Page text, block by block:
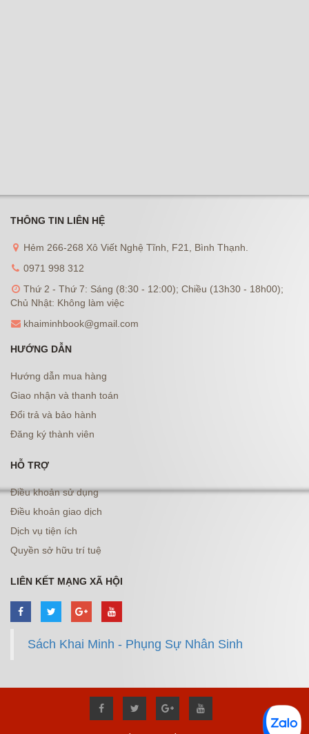
THÔNG TIN LIÊN HỆ
Hẻm 266-268 Xô Viết Nghệ Tĩnh, F21, Bình Thạnh.
0971 998 312
Thứ 2 - Thứ 7: Sáng (8:30 - 12:00); Chiều (13h30 - 18h00);
Chủ Nhật: Không làm việc
khaiminhbook@gmail.com
HƯỚNG DẪN
Hướng dẫn mua hàng
Giao nhận và thanh toán
Đổi trả và bảo hành
Đăng ký thành viên
HỖ TRỢ
Điều khoản sử dụng
Điều khoản giao dịch
Dịch vụ tiện ích
Quyền sở hữu trí tuệ
LIÊN KẾT MẠNG XÃ HỘI
Sách Khai Minh - Phụng Sự Nhân Sinh